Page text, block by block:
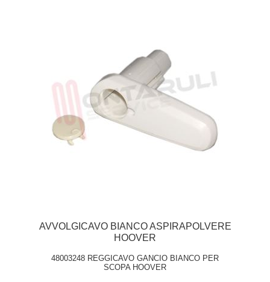
AVVOLGICAVO BIANCO ASPIRAPOLVERE
HOOVER
48003248 REGGICAVO GANCIO BIANCO PER
SCOPA HOOVER